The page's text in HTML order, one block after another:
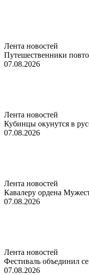
Лента новостей
Путешественники
07.08.2026
Лента новостей
Кубинцы окунутся в
07.08.2026
Лента новостей
Кавалеру ордена
07.08.2026
Лента новостей
Фестиваль объединил
07.08.2026